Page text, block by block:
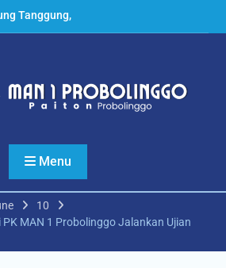
Tanggung,
Rebut 6
Kemenag
Kelas
dengan UM,
Hal Serupa
KHAS Jember
Menu
10
PK MAN 1 Probolinggo Jalankan Ujian